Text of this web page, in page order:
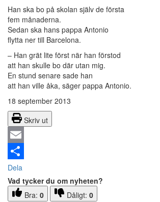
Han ska bo på skolan själv de första
fem månaderna.
Sedan ska hans pappa Antonio
flytta ner till Barcelona.
– Han grät lite först när han förstod
att han skulle bo där utan mig.
En stund senare sade han
att han ville åka, säger pappa Antonio.
18 september 2013
Skriv ut
Email
Dela
Vad tycker du om nyheten?
Bra: 0 Dåligt: 0